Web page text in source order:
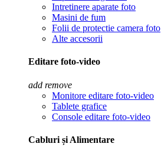
Intretinere aparate foto
Masini de fum
Folii de protectie camera foto
Alte accesorii
Editare foto-video
add remove
Monitore editare foto-video
Tablete grafice
Console editare foto-video
Cabluri și Alimentare